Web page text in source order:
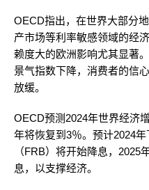
OECD指出，在世界大部分
产市场等利率敏感领域的经
赖度大的欧洲影响尤其显著
景气指数下降，消费者的信
放缓。
OECD预测2024年世界经济
年将恢复到3％。预计2024
（FRB）将开始降息，
息，以支撑经济。